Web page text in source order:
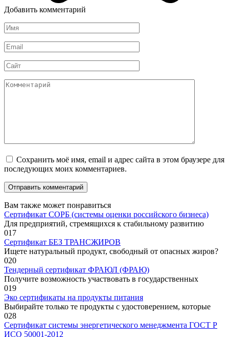
Добавить комментарий
Имя
*
Email
*
Сайт
Комментарий
Сохранить моё имя, email и адрес сайта в этом браузере для
последующих моих комментариев.
Вам также может понравиться
Сертификат СОРБ (системы оценки российского бизнеса)
Для предприятий, стремящихся к стабильному развитию
017
Сертификат БЕЗ ТРАНСЖИРОВ
Ищете натуральный продукт, свободный от опасных жиров?
020
Тендерный сертификат ФРАЮЛ (ФРАЮ)
Получите возможность участвовать в государственных
019
Эко сертификаты на продукты питания
Выбирайте только те продукты с удостоверением, которые
028
Сертификат системы энергетического менеджмента ГОСТ Р
ИСО 50001-2012